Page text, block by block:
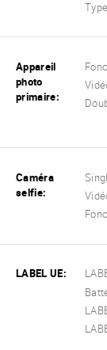
Appareil
photo
primaire:
Caméra
selfie:
LABEL UE: